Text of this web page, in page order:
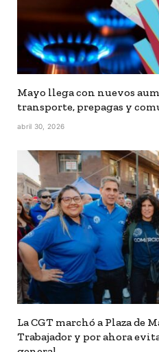
Mayo llega con nuevos
transporte, prepagas y
abril 30, 2026
La CGT marchó a Plaza de
Trabajador y por ahora